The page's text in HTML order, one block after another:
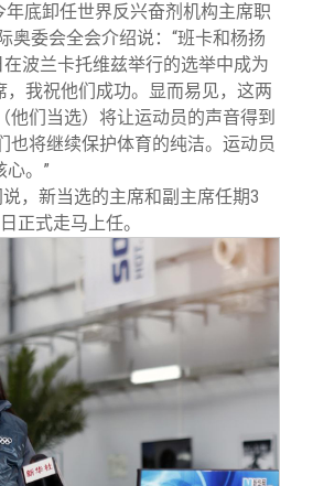
年底卸任世界反兴奋剂机构主席职
奥委会全会介绍说：“班卡和杨扬
波兰卡托维兹举行的选举中成为
，我祝他们成功。显而易见，这两
他们当选）将让运动员的声音得到
也将继续保护体育的纯洁。运动员
心。”
，新当选的主席和副主席任期3
正式走马上任。